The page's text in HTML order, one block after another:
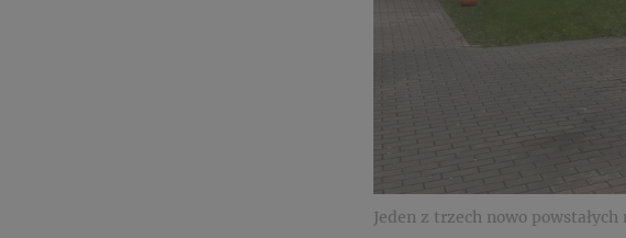
Jeden z trzech nowo